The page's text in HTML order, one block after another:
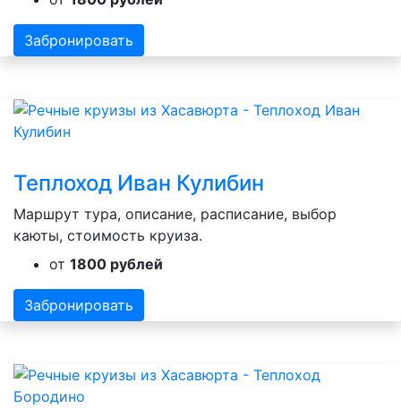
Забронировать
Теплоход Иван Кулибин
Маршрут тура, описание, расписание, выбор
каюты, стоимость круиза.
от 1800 рублей
Забронировать